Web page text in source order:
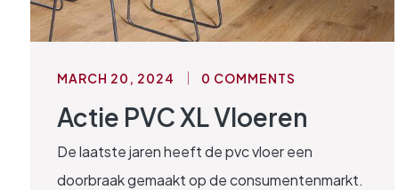
MARCH 20, 2024 0 COMMENTS
Actie PVC XL Vloeren
De laatste jaren heeft de pvc vloer een
doorbraak gemaakt op de consumentenmarkt.